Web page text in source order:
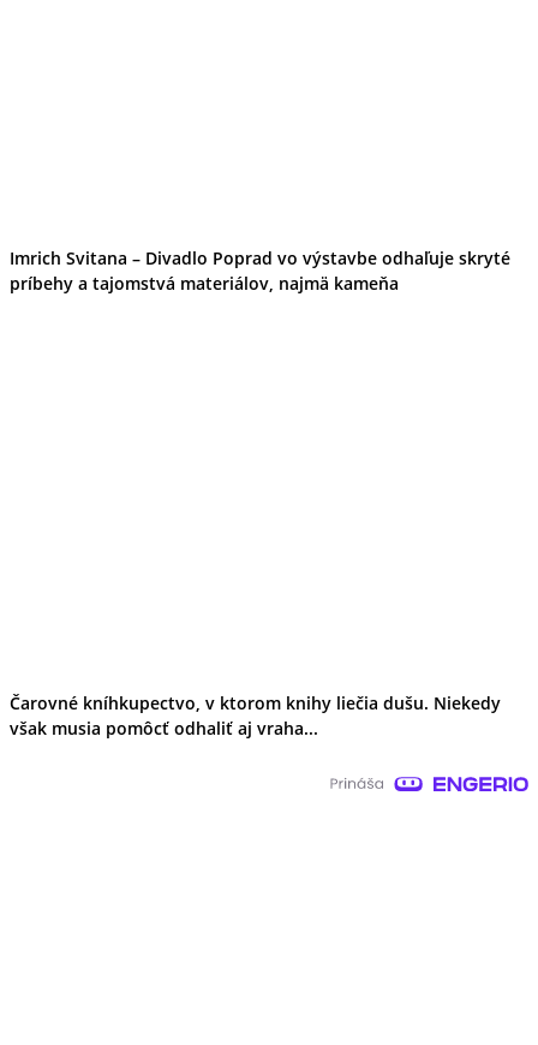
Imrich Svitana – Divadlo Poprad vo výstavbe odhaľuje skryté
príbehy a tajomstvá materiálov, najmä kameňa
Čarovné kníhkupectvo, v ktorom knihy liečia dušu. Niekedy
však musia pomôcť odhaliť aj vraha...